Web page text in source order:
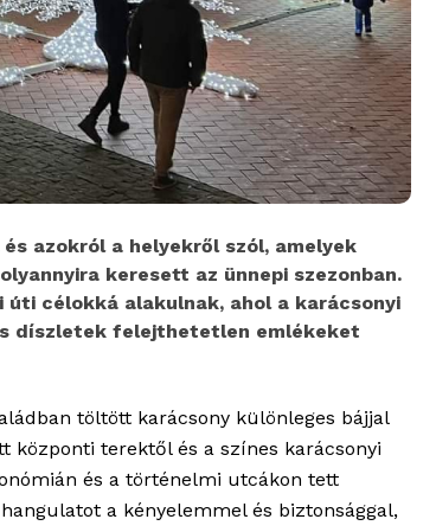
azokról a helyekről szól, amelyek
keresett az ünnepi szezonban.
úti célokká alakulnak, ahol a karácsonyi
díszletek felejthetetlen emlékeket
töltött karácsony különleges bájjal
központi terektől és a színes karácsonyi
és a történelmi utcákon tett
a kényelemmel és biztonsággal,